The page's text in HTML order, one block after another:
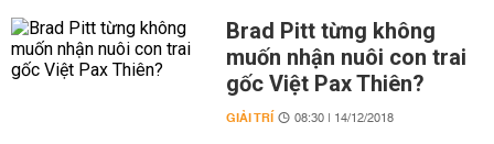
Brad Pitt từng không
muốn nhận nuôi con trai
gốc Việt Pax Thiên?
GIẢI TRÍ 08:30 | 14/12/2018